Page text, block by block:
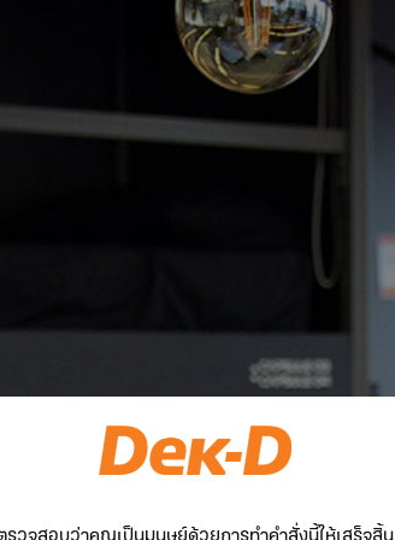
รวจสอบว่าคุณเป็นมนุษย์ด้วยการทำคำสั่งนี้ให้เสร็จสิ้น